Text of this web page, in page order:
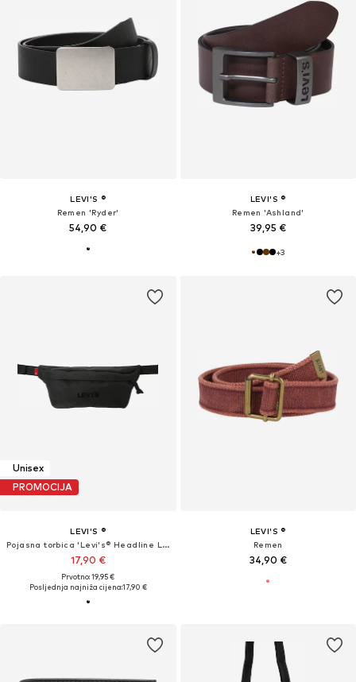
LEVI'S ®
Remen 'Ryder'
54,90 €
LEVI'S ®
Remen 'Ashland'
39,95 €
+3
Unisex
PROMOCIJA
LEVI'S ®
Pojasna torbica 'Levi's® Headline Logo Small Banana Sling Bag'
17,90 €
Prvotno: 19,95 €
Posljednja najniža cijena:17,90 €
LEVI'S ®
Remen
34,90 €